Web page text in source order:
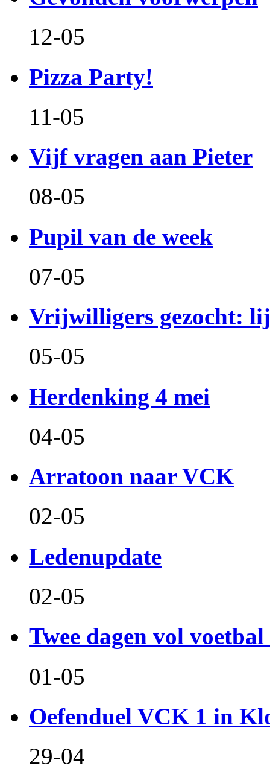
12-05
Pizza Party!
11-05
Vijf vragen aan Pieter
08-05
Pupil van de week
07-05
Vrijwilligers gezocht:
05-05
Herdenking 4 mei
04-05
Arratoon naar VCK
02-05
Ledenupdate
02-05
Twee dagen vol
01-05
Oefenduel VCK 1 in
29-04